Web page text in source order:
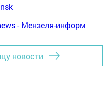
- Мензеля-информ
новости